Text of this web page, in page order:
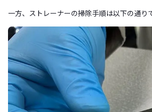
一方、ストレーナーの掃除手順は以下の通り